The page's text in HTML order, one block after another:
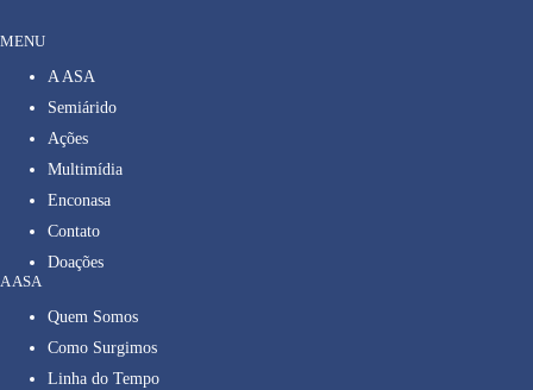
MENU
A ASA
Semiárido
Ações
Multimídia
Enconasa
Contato
Doações
A ASA
Quem Somos
Como Surgimos
Linha do Tempo